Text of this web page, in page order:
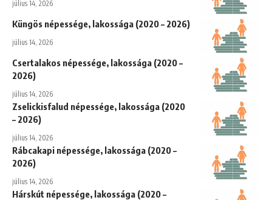
július 14, 2026
Küngös népessége, lakossága (2020 – 2026)
július 14, 2026
Csertalakos népessége, lakossága (2020 –
2026)
július 14, 2026
Zselickisfalud népessége, lakossága (2020
– 2026)
július 14, 2026
Rábcakapi népessége, lakossága (2020 –
2026)
július 14, 2026
Hárskút népessége, lakossága (2020 –